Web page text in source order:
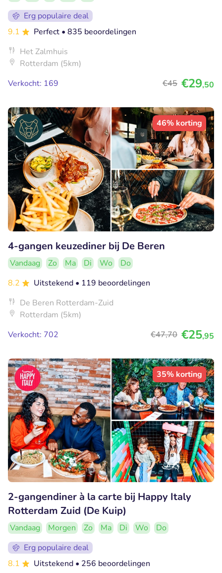
Erg populaire deal
9.1
Perfect • 835 beoordelingen
Het Zalmhuis
Rotterdam (5km)
Verkocht: 169
€45 €29,50
46% korting
4-gangen keuzediner bij De Beren
Vandaag Zo Ma Di Wo
Do
8.2
Uitstekend • 119 beoordelingen
De Beren Rotterdam-Zuid
Rotterdam (5km)
Verkocht: 702
€47,70 €25,95
35% korting
2-gangendiner à la carte bij Happy Italy
Rotterdam Zuid (De Kuip)
Vandaag Morgen Zo Ma Di Wo
Do
Erg populaire deal
8.1
Uitstekend • 256 beoordelingen